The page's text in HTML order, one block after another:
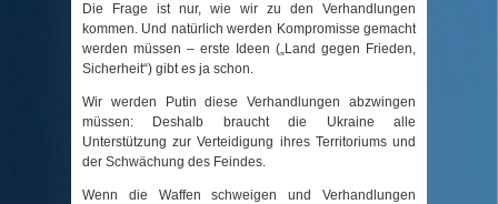
Die Frage ist nur, wie wir zu den Verhandlungen
kommen. Und natürlich werden Kompromisse gemacht
werden müssen – erste Ideen („Land gegen Frieden,
Sicherheit“) gibt es ja schon.
Wir werden Putin diese Verhandlungen abzwingen
müssen: Deshalb braucht die Ukraine alle
Unterstützung zur Verteidigung ihres Territoriums und
der Schwächung des Feindes.
Wenn die Waffen schweigen und Verhandlungen